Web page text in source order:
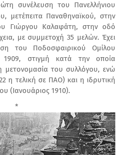
συνέλευση του Πανελλήνιου
μετέπειτα Παναθηναϊκού, στην
Γιώργου Καλαφάτη, στην οδό
με συμμετοχή 35 μελών. Έχει
του Ποδοσφαιρικού Ομίλου
1909, στιγμή κατά την οποία
μετονομασία του συλλόγου, ενώ
η τελική σε ΠΑΟ) και η ιδρυτική
(Ιανουάριος 1910).
*